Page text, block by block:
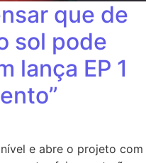
que de
sol pode
lança EP 1
e abre o projeto com